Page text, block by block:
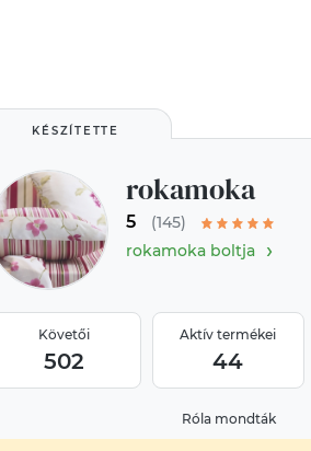
KÉSZÍTETTE
rokamoka
5
(145)
rokamoka boltja
›
Követői
502
Aktív termékei
44
Róla mondták